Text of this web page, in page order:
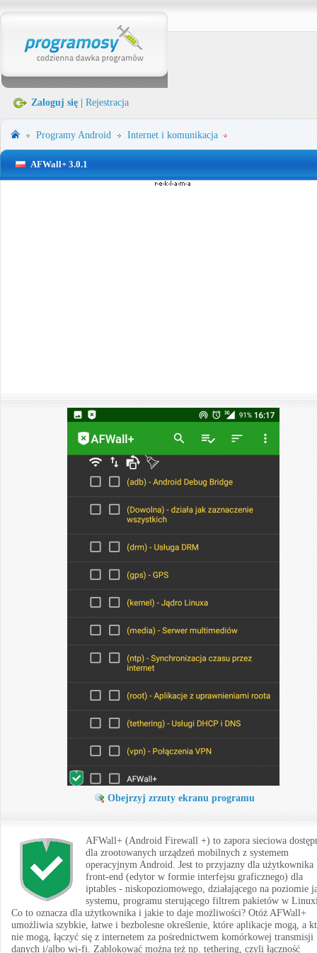
Zaloguj się Rejestracja
ProgramyAndroid Internet i komunikacja
AFWall+ 3.0.1
Obejrzyj zrzuty ekranu programu
AFWall+ (Android Firewall +) to zapora sieciowa
dla zrootowanych urządzeń mobilnych z systemem
operacyjnym Android. Jest to przyjazny dla użytkownika
front-end (edytor w formie interfejsu graficznego) dla
iptables - niskopoziomowego, działającego na poziomie
systemu, programu sterującego filtrem pakietów w
Co to oznacza dla użytkownika i jakie to daje możliwości? Otóż AFWall+
umożliwia szybkie, łatwe i bezbolesne określenie, które aplikacje mogą, a
nie mogą, łączyć się z internetem za pośrednictwem komórkowej transmisji
danych i/albo wi-fi. Zablokować można też np. tethering, czyli łączność